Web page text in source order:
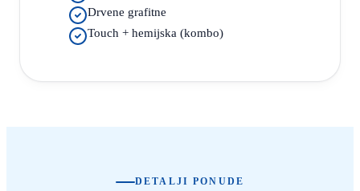
Drvene grafitne
Touch + hemijska (kombo)
DETALJI PONUDE